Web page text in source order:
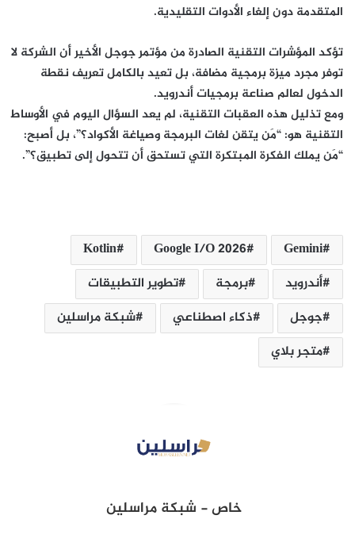
المتقدمة دون إلغاء الأدوات التقليدية.
تؤكد المؤشرات التقنية الصادرة من مؤتمر جوجل الأخير أن الشركة لا
توفر مجرد ميزة برمجية مضافة، بل تعيد بالكامل تعريف نقطة
الدخول لعالم صناعة برمجيات أندرويد.
ومع تذليل هذه العقبات التقنية، لم يعد السؤال اليوم في الأوساط
التقنية هو: “مَن يتقن لغات البرمجة وصياغة الأكواد؟”، بل أصبح:
“مَن يملك الفكرة المبتكرة التي تستحق أن تتحول إلى تطبيق؟”.
Gemini
Google I/O 2026
Kotlin
برمجة
جوجل‎
ذكاء ‏اصطناعي
شبكة مراسلين‎
خاص - شبكة مراسلين